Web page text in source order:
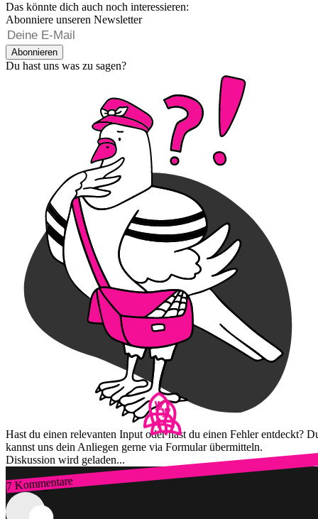
Das könnte dich auch noch interessieren:
Abonniere unseren Newsletter
Abonnieren
Du hast uns was zu sagen?
Hast du einen relevanten Input oder hast du einen Fehler entdeckt?
kannst uns dein Anliegen gerne via Formular übermitteln.
Diskussion wird geladen...
7 Kommentare
Zum Login